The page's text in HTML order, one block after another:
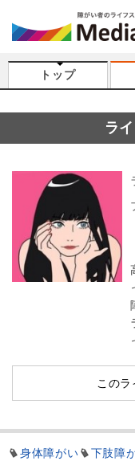
トップ
ラ
このラ
身体障がい 下肢障